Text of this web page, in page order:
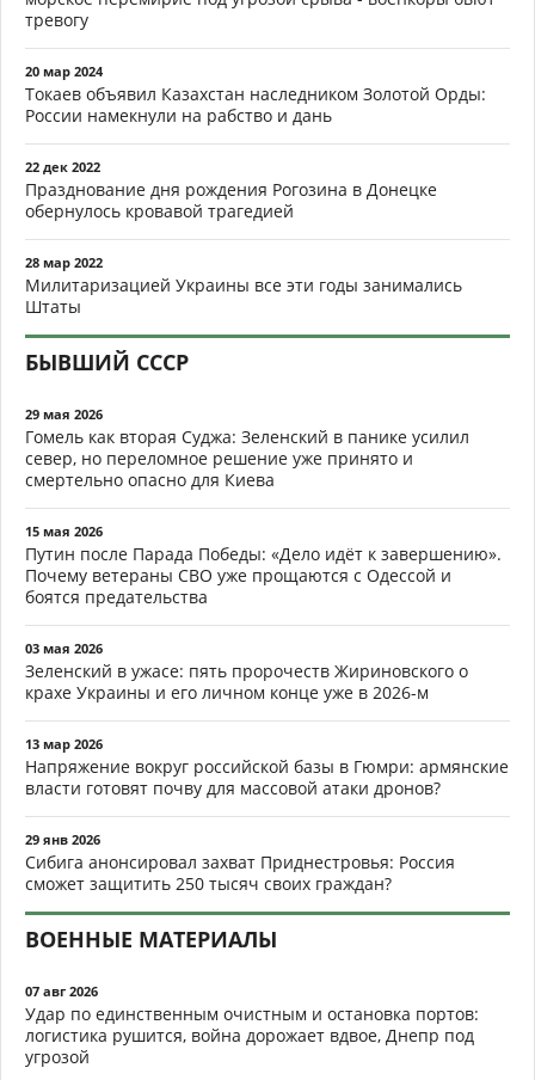
тревогу
20 мар 2024
Токаев объявил Казахстан наследником Золотой Орды:
России намекнули на рабство и дань
22 дек 2022
Празднование дня рождения Рогозина в Донецке
обернулось кровавой трагедией
28 мар 2022
Милитаризацией Украины все эти годы занимались
Штаты
БЫВШИЙ СССР
29 мая 2026
Гомель как вторая Суджа: Зеленский в панике усилил
север, но переломное решение уже принято и
смертельно опасно для Киева
15 мая 2026
Путин после Парада Победы: «Дело идёт к завершению».
Почему ветераны СВО уже прощаются с Одессой и
боятся предательства
03 мая 2026
Зеленский в ужасе: пять пророчеств Жириновского о
крахе Украины и его личном конце уже в 2026-м
13 мар 2026
Напряжение вокруг российской базы в Гюмри: армянские
власти готовят почву для массовой атаки дронов?
29 янв 2026
Сибига анонсировал захват Приднестровья: Россия
сможет защитить 250 тысяч своих граждан?
ВОЕННЫЕ МАТЕРИАЛЫ
07 авг 2026
Удар по единственным очистным и остановка портов:
логистика рушится, война дорожает вдвое, Днепр под
угрозой